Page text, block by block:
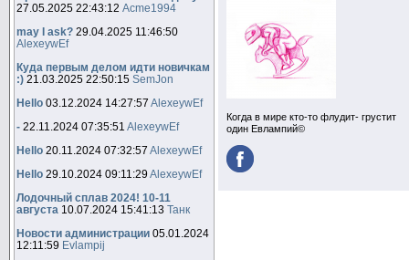
27.05.2025 22:43:12Acme1994
may I ask? 29.04.2025 11:46:50
AlexeywEf
Куда первым делом идти новичкам
:) 21.03.2025 22:50:15SemJon
Hello 03.12.2024 14:27:57AlexeywEf
- 22.11.2024 07:35:51AlexeywEf
Hello 20.11.2024 07:32:57AlexeywEf
Hello 29.10.2024 09:11:29AlexeywEf
Лодочный сплав 2024! 10-11
августа 10.07.2024 15:41:13Танк
Новости администрации 05.01.2024
12:11:59 Evlampij
Когда в мире кто-то флудит- грустит
один Евлампий©